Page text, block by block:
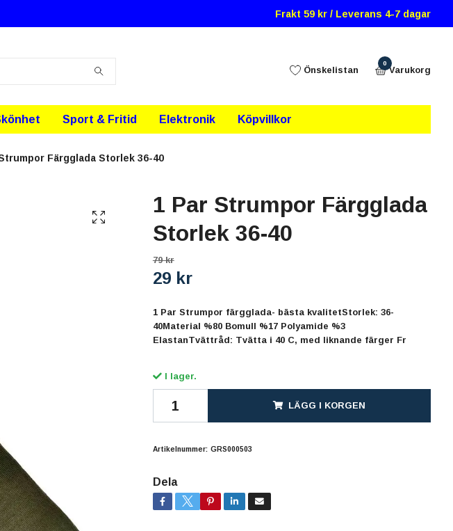
Frakt 59 kr / Leverans 4-7 dagar
Önskelistan
0
Varukorg
Sport & Fritid Elektronik Köpvillkor
Färgglada Storlek 36-40
1 Par Strumpor Färgglada
Storlek 36-40
79 kr
29 kr
1 Par Strumpor färgglada- bästa kvalitetStorlek: 36-
40Material %80 Bomull %17 Polyamide %3
ElastanTvättråd: Tvätta i 40 C, med liknande färger Fr
I lager.
LÄGG I KORGEN
Artikelnummer: GRS000503
Dela